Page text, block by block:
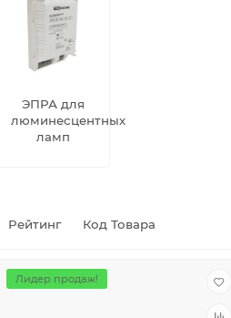
ЭПРА для
люминесцентных
ламп
Рейтинг Код Товара
Лидер продаж!